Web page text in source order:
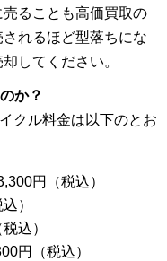
ることも高価買取の
れるほど型落ちにな
してください。
か？
クル料金は以下のとお
円（税込）
）
込）
円（税込）